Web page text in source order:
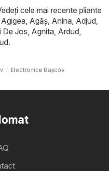
cele mai recente pliante
Agigea Agăş Anina Adjud
De Jos Agnita Ardud
.
Electronice Başcov